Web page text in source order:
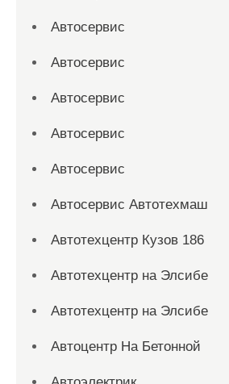
Автосервис
Автосервис
Автосервис
Автосервис
Автосервис
Автосервис Автотехмаш
Автотехцентр Кузов 186
Автотехцентр на Элсибе
Автотехцентр на Элсибе
Автоцентр На Бетонной